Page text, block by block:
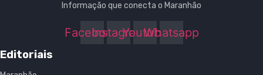
Informação que conecta o Maranhão
FacebookInstagramYoutubeWhatsapp
Editoriais